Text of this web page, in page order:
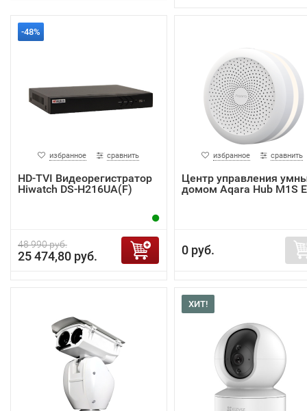
-48%
избранное сравнить
HD-TVI Видеорегистратор
Hiwatch DS-H216UA(F)
48 990 руб.
25 474,80 руб.
избранное сравнить
Центр управления
домом Aqara Hub M1S
0 руб.
ХИТ!